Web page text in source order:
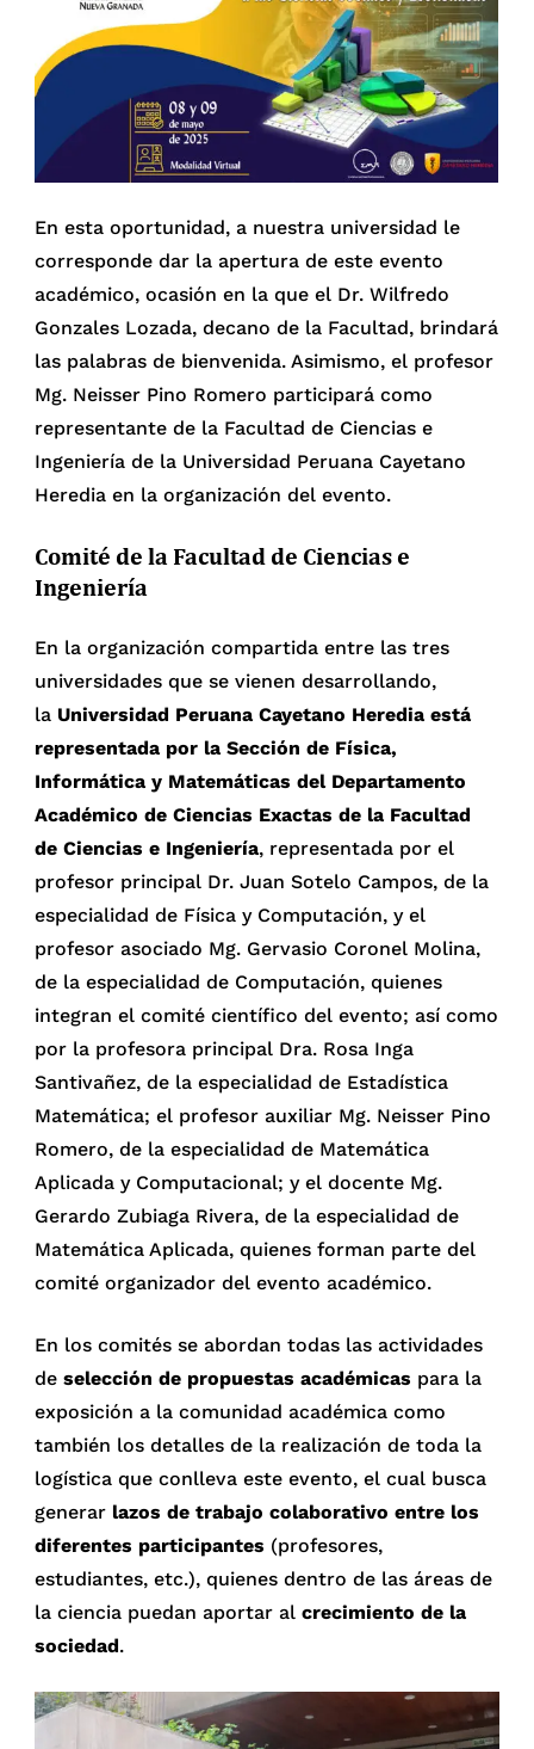
En esta oportunidad, a nuestra universidad le
corresponde dar la apertura de este evento
académico, ocasión en la que el Dr. Wilfredo
Gonzales Lozada, decano de la Facultad, brindará
las palabras de bienvenida. Asimismo, el profesor
Mg. Neisser Pino Romero participará como
representante de la Facultad de Ciencias e
Ingeniería de la Universidad Peruana Cayetano
Heredia en la organización del evento.
Comité de la Facultad de Ciencias e
Ingeniería
En la organización compartida entre las tres
universidades que se vienen desarrollando,
la Universidad Peruana Cayetano Heredia está
representada por la Sección de Física,
Informática y Matemáticas del Departamento
Académico de Ciencias Exactas de la Facultad
de Ciencias e Ingeniería, representada por el
profesor principal Dr. Juan Sotelo Campos, de la
especialidad de Física y Computación, y el
profesor asociado Mg. Gervasio Coronel Molina,
de la especialidad de Computación, quienes
integran el comité científico del evento; así como
por la profesora principal Dra. Rosa Inga
Santivañez, de la especialidad de Estadística
Matemática; el profesor auxiliar Mg. Neisser Pino
Romero, de la especialidad de Matemática
Aplicada y Computacional; y el docente Mg.
Gerardo Zubiaga Rivera, de la especialidad de
Matemática Aplicada, quienes forman parte del
comité organizador del evento académico.
En los comités se abordan todas las actividades
deselección de propuestas académicas para la
exposición a la comunidad académica como
también los detalles de la realización de toda la
logística que conlleva este evento, el cual busca
generar lazos de trabajo colaborativo entre los
diferentes participantes (profesores,
estudiantes, etc.), quienes dentro de las áreas de
la ciencia puedan aportar alcrecimiento de la
sociedad.